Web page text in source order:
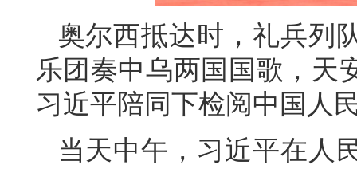
奥尔西抵达时，礼兵列
乐团奏中乌两国国歌，天
习近平陪同下检阅中国人
当天中午，习近平在人